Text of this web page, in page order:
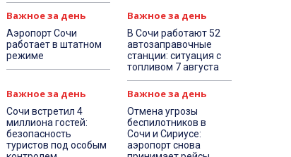
Важное за день
Аэропорт Сочи
работает в штатном
режиме
Важное за день
В Сочи работают 52
автозаправочные
станции: ситуация с
топливом 7 августа
Важное за день
Сочи встретил 4
миллиона гостей:
безопасность
туристов под особым
Важное за день
Отмена угрозы
беспилотников в
Сочи и Сириусе:
аэропорт снова